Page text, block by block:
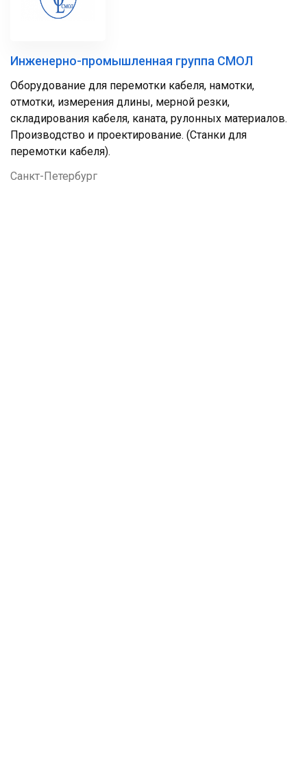
Инженерно-промышленная группа СМОЛ
Оборудование для перемотки кабеля, намотки,
отмотки, измерения длины, мерной резки,
складирования кабеля, каната, рулонных материалов.
Производство и проектирование. (Станки для
перемотки кабеля).
Санкт-Петербург